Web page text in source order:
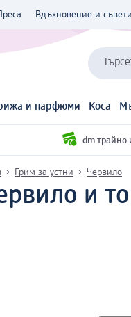
Преса Вдъхновение и съвети
и парфюми Коса
dm трайно
Грим за устни Червило
и